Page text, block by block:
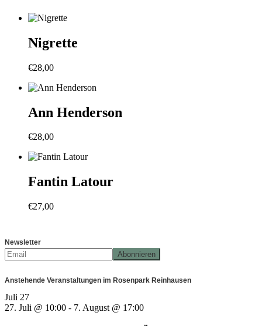
Nigrette
€28,00
Ann Henderson
€28,00
Fantin Latour
€27,00
Newsletter
Anstehende Veranstaltungen im Rosenpark Reinhausen
Juli 27
27. Juli @ 10:00 - 7. August @ 17:00